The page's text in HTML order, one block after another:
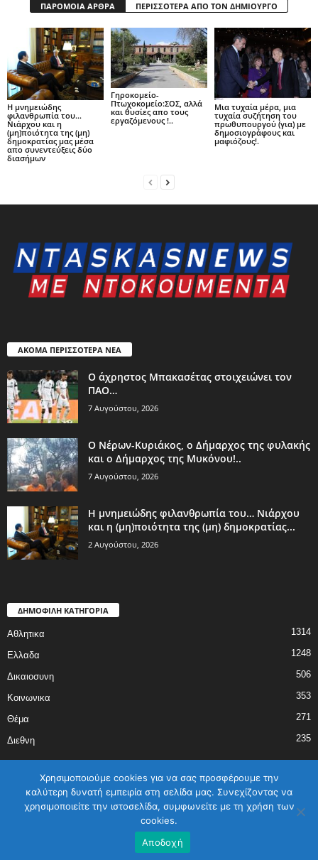
ΠΑΡΟΜΟΙΑ ΑΡΘΡΑ ΠΕΡΙΣΣΟΤΕΡΑ ΑΠΟ ΤΟΝ ΔΗΜΙΟΥΡΓΟ
Η μνημειώδης
φιλανθρωπία του…
Νιάρχου και η
(μη)ποιότητα της (μη)
δημοκρατίας μας μέσα
απο συνεντεύξεις δύο
διασήμων
Γηροκομείο-
Πτωχοκομείο:ΣΟΣ, αλλά
και θυσίες απο τους
εργαζόμενους !..
Μια τυχαία μέρα, μια
τυχαία συζήτηση του
πρωθυπουργού (για) με
δημοσιογράφους και
μαφιόζους!.
ΑΚΟΜΑ ΠΕΡΙΣΣΟΤΕΡΑ ΝΕΑ
Ο άχρηστος Μπακασέτας στοιχειώνει τον
ΠΑΟ…
7 Αυγούστου, 2026
Ο Νέρων-Κυριάκος, o Δήμαρχος της φυλακής
και ο Δήμαρχος της Μυκόνου!..
7 Αυγούστου, 2026
Η μνημειώδης φιλανθρωπία του… Νιάρχου
και η (μη)ποιότητα της (μη) δημοκρατίας...
2 Αυγούστου, 2026
ΔΗΜΟΦΙΛΗ ΚΑΤΗΓΟΡΙΑ
Αθλητικα 1314
Ελλαδα 1248
Δικαιοσυνη 506
Κοινωνικα 353
Θέμα 271
Διεθνη 235
ΑΡΧΙΚΗ ΕΛΛΑΔΑ ΔΙΕΘΝΗ ΔΙΚΑΙΟΣΥΝΗ
ΑΘΛΗΤΙΚΑ
ΕΠΙΚΟΙΝΩΝΙΑ
©
Χρησιμοποιούμε cookies για να σας προσφέρουμε την
καλύτερη δυνατή εμπειρία στη σελίδα μας. Συνεχίζοντας να
χρησιμοποιείτε την ιστοσελίδα, συμφωνείτε με τη χρήση των
cookies.
Αποδοχή